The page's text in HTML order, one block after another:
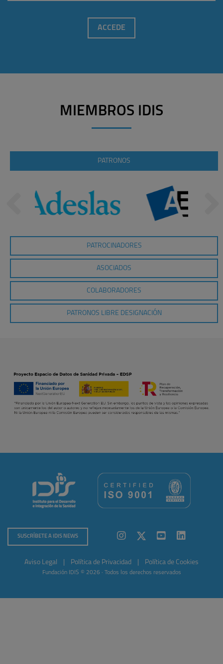
ACCEDE
MIEMBROS IDIS
PATRONOS
PATROCINADORES
ASOCIADOS
COLABORADORES
PATRONOS LIBRE DESIGNACIÓN
SUSCRÍBETE A IDIS NEWS
Aviso Legal Política de Privacidad Política de Cookies
Fundación IDIS © 2026 · Todos los derechos reservados